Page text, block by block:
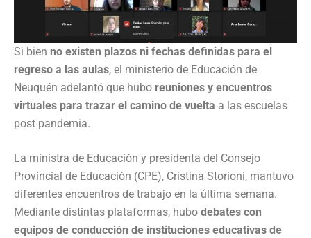
Si bien no existen plazos ni fechas definidas para el
regreso a las aulas, el ministerio de Educación de
Neuquén adelantó que hubo reuniones y encuentros
virtuales para trazar el camino de vuelta a las escuelas
post pandemia.
La ministra de Educación y presidenta del Consejo
Provincial de Educación (CPE), Cristina Storioni, mantuvo
diferentes encuentros de trabajo en la última semana.
Mediante distintas plataformas, hubo debates con
equipos de conducción de instituciones educativas de